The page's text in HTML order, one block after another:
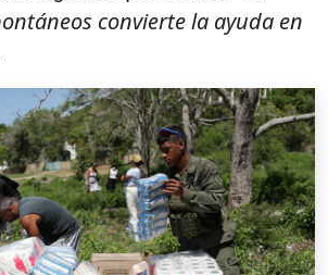
convierte la ayuda en